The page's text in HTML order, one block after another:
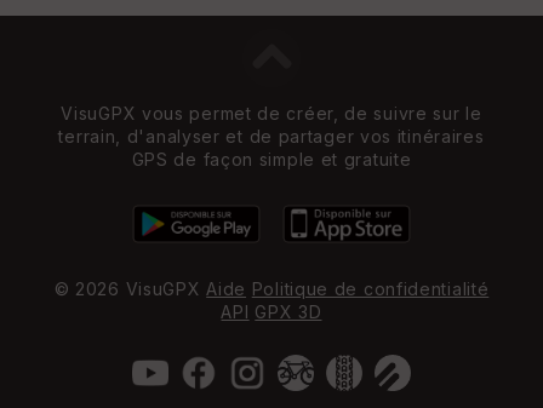
VisuGPX vous permet de créer, de suivre sur le
terrain, d'analyser et de partager vos itinéraires
GPS de façon simple et gratuite
© 2026 VisuGPX Aide Politique de confidentialité
API GPX 3D